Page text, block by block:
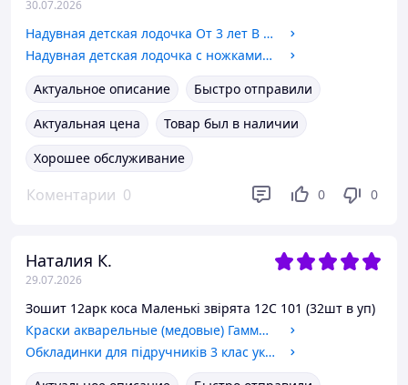
30.07.2026
Надувная детская лодочка От 3 лет В пакете (59380) Intex
Надувная детская лодочка с ножками "Машина" 1-2 года В пакете (59586) Intex
Актуальное описание
Быстро отправили
Актуальная цена
Товар был в наличии
Хорошее обслуживание
Коментарии 0 0 0
Наталия К.
29.07.2026
Зошит 12арк коса Маленькі звірята 12С 101 (32шт в уп)
Краски акварельные (медовые) Гамма "Увлечение" 12 цветов Пластиковая упаковка
Обкладинки для підручників 3 клас укр школа